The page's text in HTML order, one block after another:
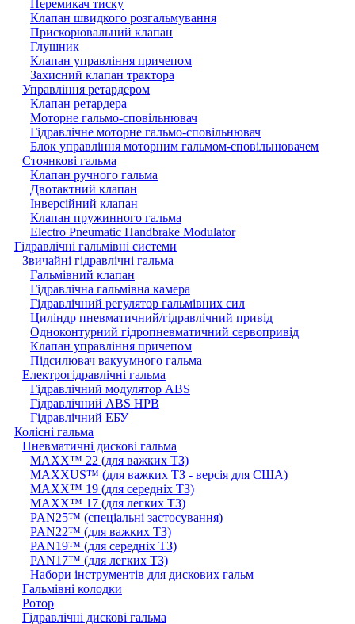
Перемикач тиску
Клапан швидкого розгальмування
Прискорювальний клапан
Глушник
Клапан управління причепом
Захисний клапан трактора
Управління ретардером
Клапан ретардера
Моторне гальмо-сповільнювач
Гідравлічне моторне гальмо-сповільнювач
Блок управління моторним гальмом-сповільнювачем
Стоянкові гальма
Клапан ручного гальма
Двотактний клапан
Інверсійний клапан
Клапан пружинного гальма
Electro Pneumatic Handbrake Modulator
Гідравлічні гальмівні системи
Звичайні гідравлічні гальма
Гальмівний клапан
Гідравлічна гальмівна камера
Гідравлічний регулятор гальмівних сил
Циліндр пневматичний/гідравлічний привід
Одноконтурний гідропневматичний сервопривід
Клапан управління причепом
Підсилювач вакуумного гальма
Eлектрогідравлічні гальма
Гідравлічний модулятор ABS
Гідравлічний ABS HPB
Гідравлічний ЕБУ
Колісні гальма
Пневматичні дискові гальма
MAXX™ 22 (для важких ТЗ)
MAXXUS™ (для важких ТЗ - версія для США)
MAXX™ 19 (для середніх ТЗ)
MAXX™ 17 (для легких ТЗ)
PAN25™ (спеціальні застосування)
PAN22™ (для важких ТЗ)
PAN19™ (для середніх ТЗ)
PAN17™ (для легких ТЗ)
Набори інструментів для дискових гальм
Гальмівні колодки
Ротор
Гідравлічні дискові гальма